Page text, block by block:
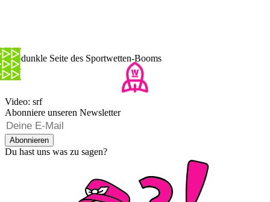
Die dunkle Seite des Sportwetten-Booms
Video: srf
Abonniere unseren Newsletter
Abonnieren
Du hast uns was zu sagen?